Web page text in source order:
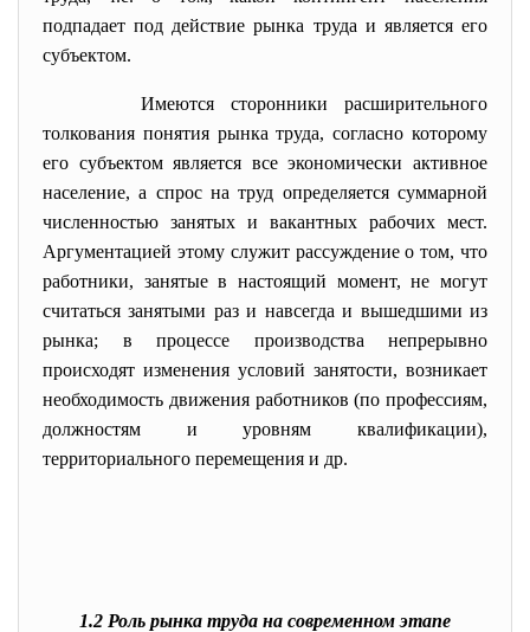
подпадает под действие рынка труда и является его
субъектом.
Имеются сторонники расширительного
толкования понятия рынка труда, согласно которому
его субъектом является все экономически активное
население, а спрос на труд определяется суммарной
численностью занятых и вакантных рабочих мест.
Аргументацией этому служит рассуждение о том, что
работники, занятые в настоящий момент, не могут
считаться занятыми раз и навсегда и вышедшими из
рынка; в процессе производства непрерывно
происходят изменения условий занятости, возникает
необходимость движения работников (по профессиям,
должностям и уровням квалификации),
территориального перемещения и др.
1.2 Роль рынка труда на современном этапе